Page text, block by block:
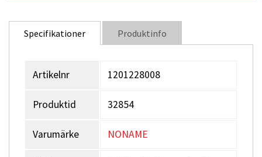
Specifikationer Produktinfo
Artikelnr 1201228008
Produktid 32854
Varumärke NONAME